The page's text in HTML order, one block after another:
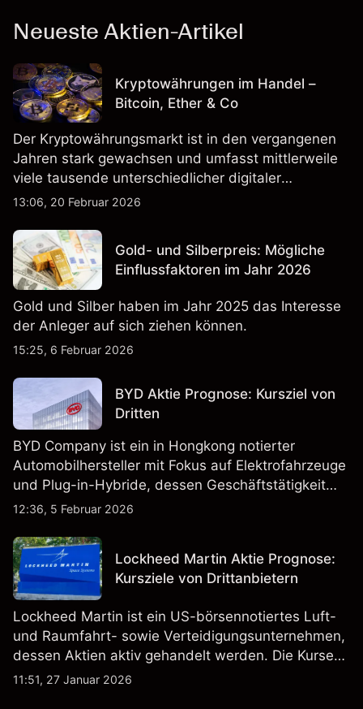
Neueste Aktien-Artikel
Kryptowährungen im Handel –
Bitcoin, Ether & Co
Der Kryptowährungsmarkt ist in den vergangenen
Jahren stark gewachsen und umfasst mittlerweile
viele tausende unterschiedlicher digitaler
Währungen.
13:06, 20 Februar 2026
Gold- und Silberpreis: Mögliche
Einflussfaktoren im Jahr 2026
Gold und Silber haben im Jahr 2025 das Interesse
der Anleger auf sich ziehen können.
15:25, 6 Februar 2026
BYD Aktie Prognose: Kursziel von
Dritten
BYD Company ist ein in Hongkong notierter
Automobilhersteller mit Fokus auf Elektrofahrzeuge
und Plug-in-Hybride, dessen Geschäftstätigkeit
Fahrzeugproduktion, Batterien und verwandte
Märkten umfasst.
12:36, 5 Februar 2026
Lockheed Martin Aktie Prognose:
Kursziele von Drittanbietern
Lockheed Martin ist ein US-börsennotiertes Luft-
und Raumfahrt- sowie Verteidigungsunternehmen,
dessen Aktien aktiv gehandelt werden. Die Kurse
werden von Unternehmensergebnissen,
11:51, 27 Januar 2026